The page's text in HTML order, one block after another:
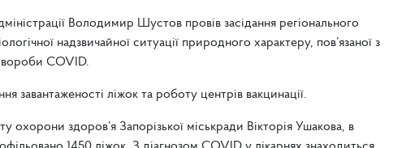
Володимир Шустов провів засідання регіонального
надзвичайної ситуації природного характеру, пов’язаної з
COVID.
завантаженості ліжок та роботу центрів вакцинації.
охорони здоров’я Запорізької міськради Вікторія Ушакова, в